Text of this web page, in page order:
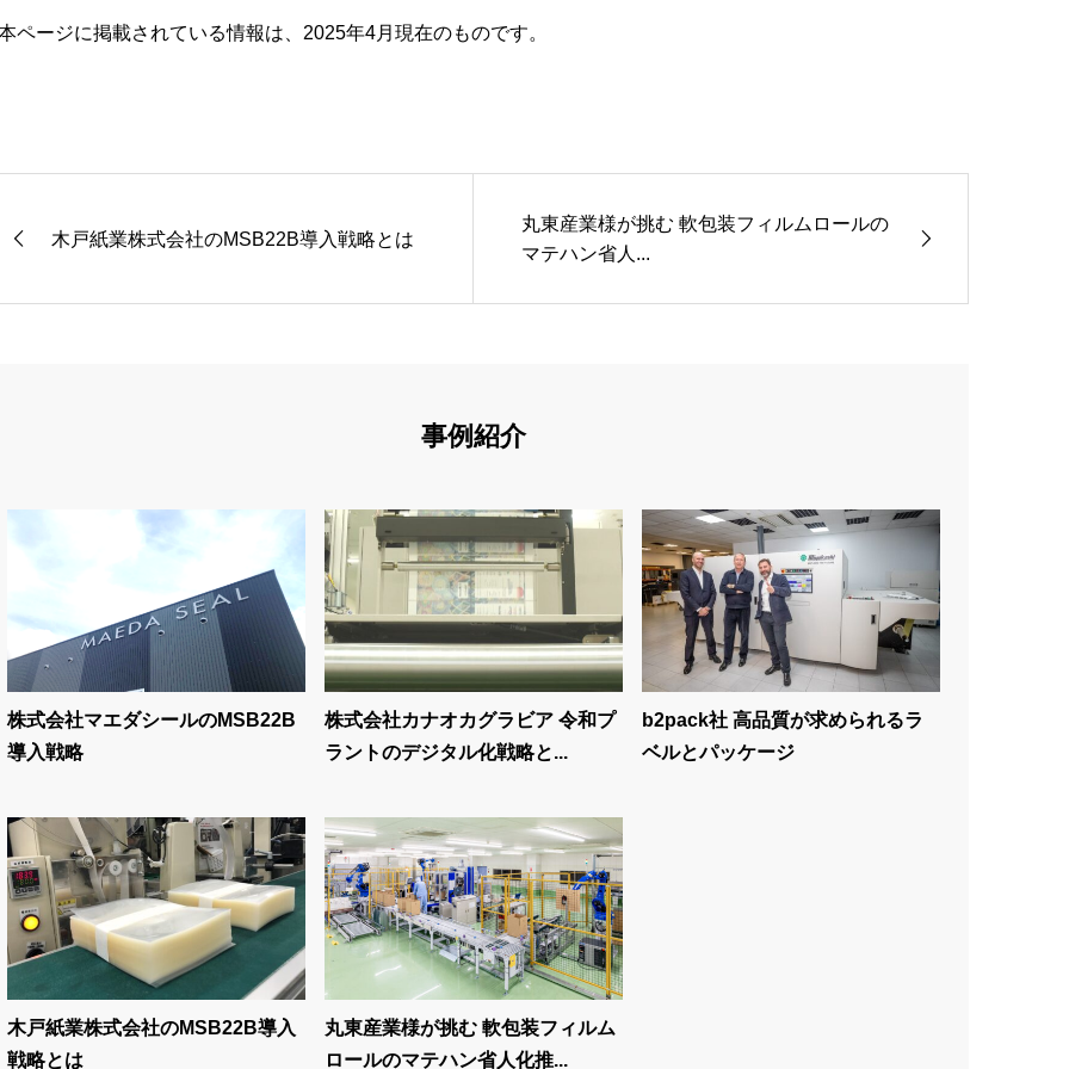
ページに掲載されている情報は、2025年4月現在のものです。
木戸紙業株式会社のMSB22B導入戦略とは
丸東産業様が挑む 軟包装フィルムロールの
マテハン省人...
事例紹介
株式会社マエダシールのMSB22B
導入戦略
株式会社カナオカグラビア 令和プ
ラントのデジタル化戦略と...
b2pack社 高品質が求められるラ
ベルとパッケージ
木戸紙業株式会社のMSB22B導入
戦略とは
丸東産業様が挑む 軟包装フィルム
ロールのマテハン省人化推...